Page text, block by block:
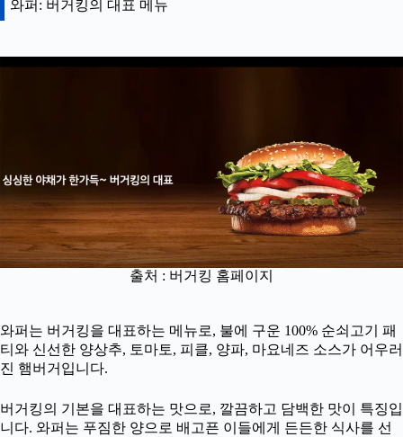
와퍼: 버거킹의 대표 메뉴
출처 : 버거킹 홈페이지
와퍼는 버거킹을 대표하는 메뉴로, 불에 구운 100% 순쇠고기 패
티와 신선한 양상추, 토마토, 피클, 양파, 마요네즈 소스가 어우러
진 햄버거입니다.
버거킹의 기본을 대표하는 맛으로, 깔끔하고 담백한 맛이 특징입
니다. 와퍼는 푸짐한 양으로 배고픈 이들에게 든든한 식사를 선